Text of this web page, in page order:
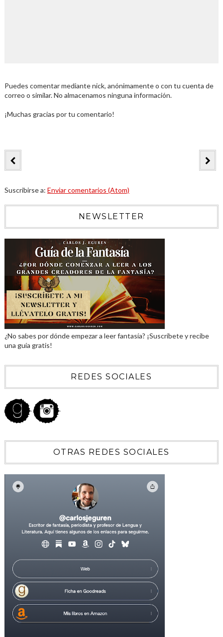
Puedes comentar mediante nick, anónimamente o con tu cuenta de
correo o similar. No almacenamos ninguna información.
¡Muchas gracias por tu comentario!
Suscribirse a: Enviar comentarios (Atom)
NEWSLETTER
¿No sabes por dónde empezar a leer fantasía? ¡Suscríbete y recibe
una guía gratis!
REDES SOCIALES
OTRAS REDES SOCIALES